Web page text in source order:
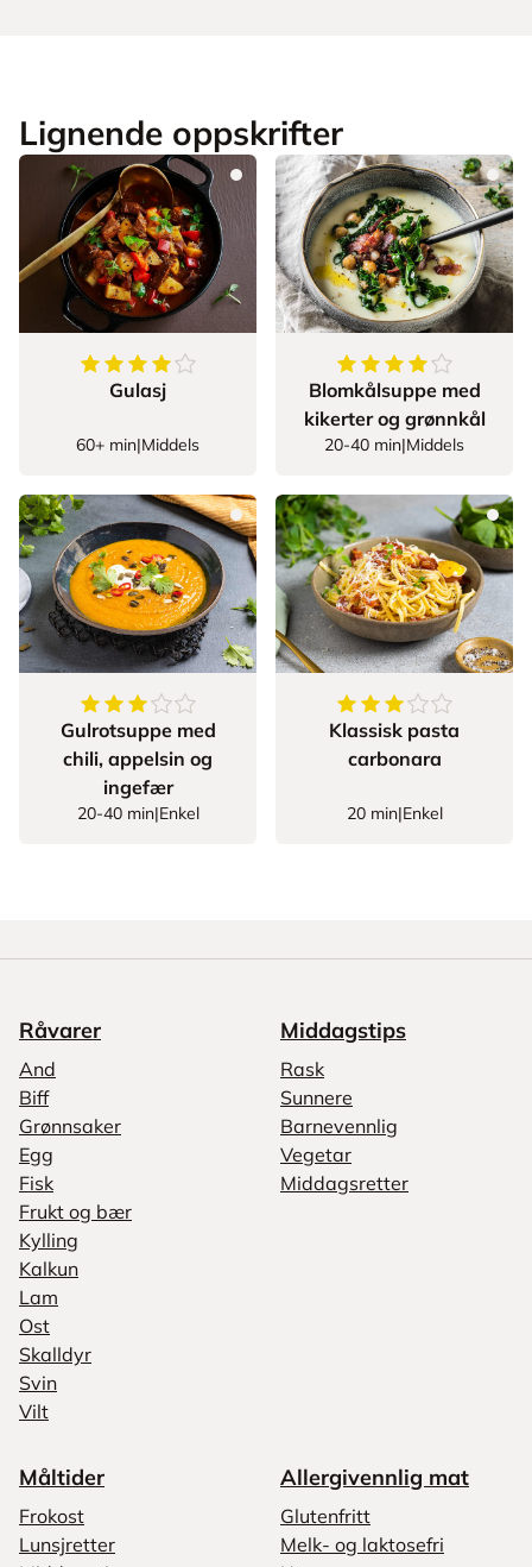
Lignende oppskrifter
4.703703703703703
stjerner
Gulasj
60+ min|Middels
4.428571428571429
Blomkålsuppe med
kikerter og grønnkål
20-40 min|Middels
3.843137254901961
stjerner
Gulrotsuppe med
chili, appelsin og
ingefær
20-40 min|Enkel
3.790909090909091
Klassisk pasta
carbonara
20 min|Enkel
Råvarer
And
Biff
Grønnsaker
Egg
Fisk
Frukt og bær
Kylling
Kalkun
Lam
Ost
Skalldyr
Svin
Vilt
Middagstips
Rask
Sunnere
Barnevennlig
Vegetar
Middagsretter
Måltider
Frokost
Lunsjretter
Allergivennlig mat
Glutenfritt
Melk- og laktosefri